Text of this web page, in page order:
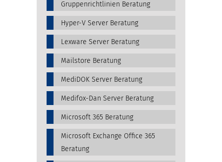
Gruppenrichtlinien Beratung
Hyper-V Server Beratung
Lexware Server Beratung
Mailstore Beratung
MediDOK Server Beratung
Medifox-Dan Server Beratung
Microsoft 365 Beratung
Microsoft Exchange Office 365
Beratung